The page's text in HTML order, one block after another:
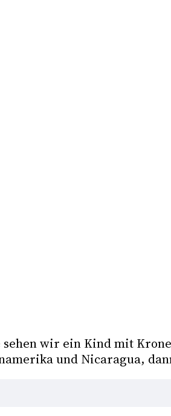
wir ein Kind mit
und Nicaragua,